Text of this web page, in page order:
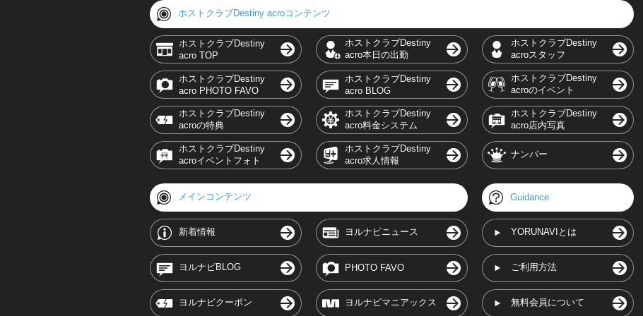
ホストクラブDestiny acroコンテンツ
ホストクラブDestiny
acro TOP
ホストクラブDestiny
acro本日の出勤
ホストクラブDestiny
acroスタッフ
ホストクラブDestiny
acro PHOTO FAVO
ホストクラブDestiny
acro BLOG
ホストクラブDestiny
acroのイベント
ホストクラブDestiny
acroの特典
ホストクラブDestiny
acro料金システム
ホストクラブDestiny
acro店内写真
ホストクラブDestiny
acroイベントフォト
ホストクラブDestiny
acro求人情報
ナンバー
メインコンテンツ
新着情報 ヨルナビニュース
ヨルナビBLOG PHOTO FAVO
ヨルナビクーポン ヨルナビマニアックス
Guidance
YORUNAVIとは
ご利用方法
無料会員について